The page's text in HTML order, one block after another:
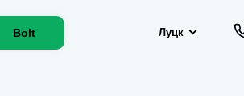
Bolt Луцк